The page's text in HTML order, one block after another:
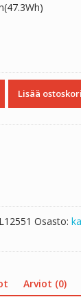
Lisää
Osasto:
Arviot (0)